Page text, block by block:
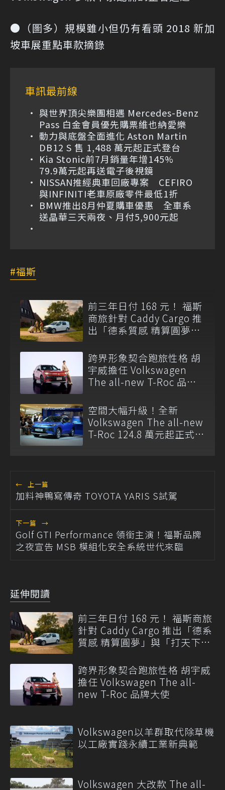
●（圖多）規模雖小但仍有看頭 2018 新加
坡車展重點車款摘錄
車訊最前線
與世界頂尖樂團相遇 Mercedes-Benz
Pass 白金會員優先購票維也納愛樂
動力與底盤全面進化 Aston Martin
DB12 S 售 1,488 萬元起正式登台
Kia Stonic前7月銷量年增145%
79.9萬元起再送電子後視鏡
NISSAN推經典車回廠專案 CEFIRO
與INFINITI老車原廠零件最低1折
BMW推出8月仲夏購車優惠 全車系
送晶華三天兩夜、月付5,900元起
福斯
前三年日付 168 元！ 福斯
商旅針對 Caddy Cargo 推
出「德系質感 精算圓夢」
跨界形象契合跑旅性格 胡
宇威擔任 Volkswagen
The all-new T-Roc 品牌
空間大幅升級！全新
Volkswagen The all-new
T-Roc 124.8 萬元起正式上
← 上一篇
加料神鴨寫傳奇 TOYOTA YARIS S試駕
下一篇 →
Golf GTI Performance 領銜主演！福斯品牌
之夜宣告 MSB 模組化安全系統世代來臨
延伸閱讀
前三年日付 168 元！ 福斯商旅
針對 Caddy Cargo 推出「德系
質感 精算圓夢」與「打天下」
跨界形象契合跑旅性格 胡宇威
擔任 Volkswagen The all-
new T-Roc 品牌大使
Volkswagen以羊群取代除草機
以工廠實踐永續工業新典範
Volkswagen 大改款 The all-